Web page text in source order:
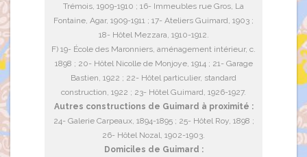
Trémois, 1909-1910 ; 16- Immeubles rue Gros, La
Fontaine, Agar, 1909-1911 ; 17- Ateliers Guimard, 1903 ;
18- Hôtel Mezzara, 1910-1912.
F) 19- École des Maronniers, aménagement intérieur, c.
1898 ; 20- Hôtel Nicolle de Monjoye, 1914 ; 21- Garage
Bastien, 1922 ; 22- Hôtel particulier, standard
construction, 1922 ; 23- Hôtel Guimard, 1926-1927.
Autres constructions de Guimard à proximité :
24- Galerie Carpeaux, 1894-1895 ; 25- Hôtel Roy, 1898 ;
26- Hôtel Nozal, 1902-1903.
Domiciles de Guimard :